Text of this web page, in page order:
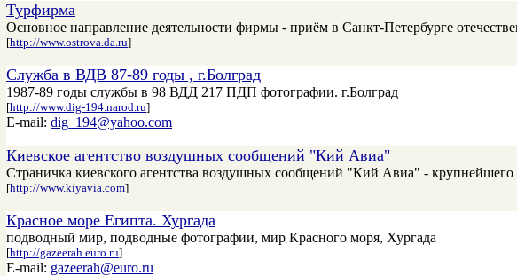
Турфирма
Основное направление деятельности фирмы - приём в Санкт-Петербурге
[http://www.ostrova.da.ru]
Служба в ВДВ 87-89 годы , г.Болград
1987-89 годы службы в 98 ВДД 217 ПДП фотографии. г.Болград
[http://www.dig-194.narod.ru]
E-mail: dig_194@yahoo.com
Киевское агентство воздушных сообщений "Кий Авиа"
Страничка киевского агентства воздушных сообщений "Кий Авиа" - крупнейшего
[http://www.kiyavia.com]
Красное море Египта. Хургада
подводный мир, подводные фотографии, мир Красного моря, Хургада
[http://gazeerah.euro.ru]
E-mail: gazeerah@euro.ru